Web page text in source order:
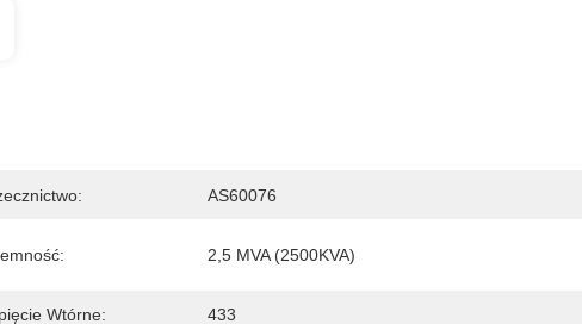
AS60076
2,5 MVA (2500KVA)
Wtórne: 433